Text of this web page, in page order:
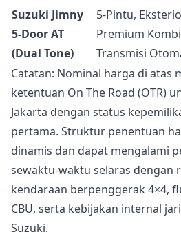
Suzuki Jimny
5-Door AT
(Dual Tone)
5-Pintu,
Premium
Transmisi
Catatan: Nominal harga di atas
ketentuan On The Road (OTR)
Jakarta dengan status
pertama. Struktur penentuan
dinamis dan dapat mengalami
sewaktu-waktu selaras dengan
kendaraan berpenggerak 4×4,
CBU, serta kebijakan internal
Suzuki.